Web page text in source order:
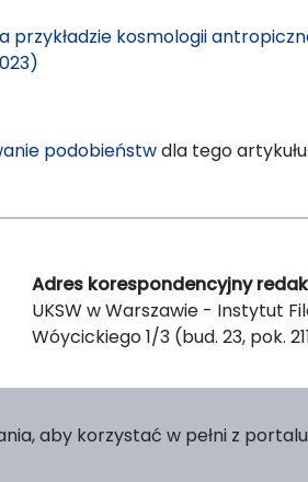
przykładzie kosmologii
podobieństwdla tego artykułu.
Adres korespondencyjny
UKSW w Warszawie - Instytut
Wóycickiego 1/3 (bud. 23, pok.
aby korzystać w pełni z